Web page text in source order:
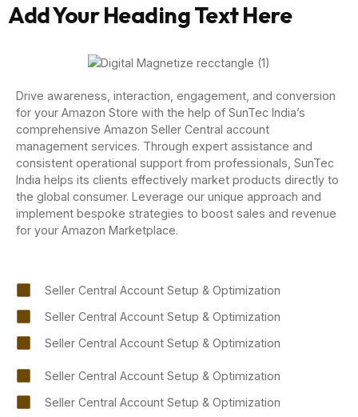
Add Your Heading Text Here
Drive awareness, interaction, engagement, and conversion
for your Amazon Store with the help of SunTec India’s
comprehensive Amazon Seller Central account
management services. Through expert assistance and
consistent operational support from professionals, SunTec
India helps its clients effectively market products directly to
the global consumer. Leverage our unique approach and
implement bespoke strategies to boost sales and revenue
for your Amazon Marketplace.
Seller Central Account Setup & Optimization
Seller Central Account Setup & Optimization
Seller Central Account Setup & Optimization
Seller Central Account Setup & Optimization
Seller Central Account Setup & Optimization